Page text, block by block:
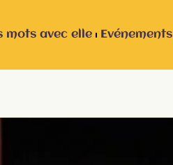
mots avec elle Evénements